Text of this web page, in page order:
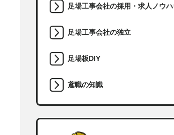
足場工事会社の採用・求人ノウハ
足場工事会社の独立
足場板DIY
鳶職の知識